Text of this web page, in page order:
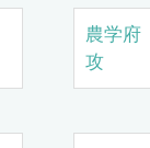
農学
攻